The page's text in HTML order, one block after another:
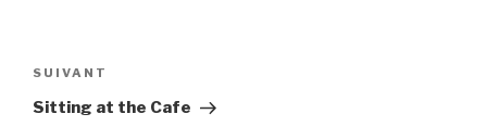
de
l’article
Article
suivant
SUIVANT
Sitting at the Cafe